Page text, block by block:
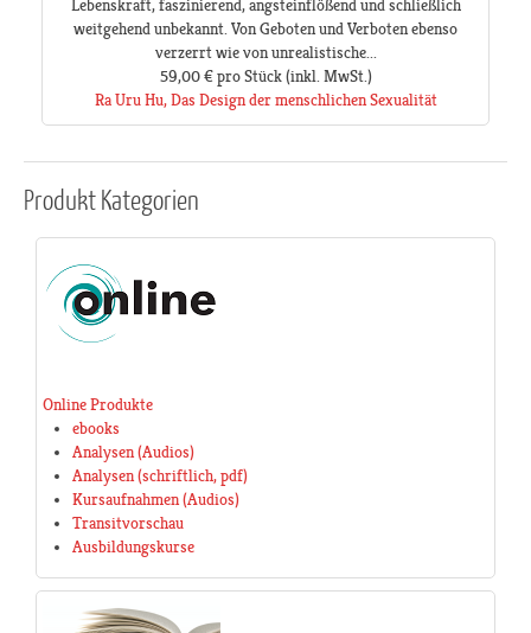
Lebenskraft, faszinierend, angsteinflößend und schließlich
weitgehend unbekannt. Von Geboten und Verboten ebenso
verzerrt wie von unrealistische...
59,00 € pro Stück(inkl. MwSt.)
Ra Uru Hu, Das Design der menschlichen Sexualität
ProduktKategorien
Online Produkte
ebooks
Analysen (Audios)
Analysen (schriftlich, pdf)
Kursaufnahmen (Audios)
Transitvorschau
Ausbildungskurse